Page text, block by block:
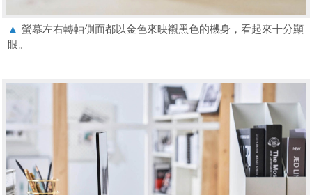
▲ 螢幕左右轉軸側面都以金色來映襯黑色的機身，看起來十分顯
眼。